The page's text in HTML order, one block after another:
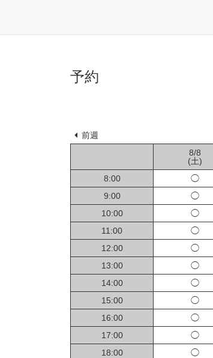
予約
前週
8/8
(土)
8:00
◯
9:00
◯
10:00
◯
11:00
◯
12:00
◯
13:00
◯
14:00
◯
15:00
◯
16:00
◯
17:00
◯
18:00
◯